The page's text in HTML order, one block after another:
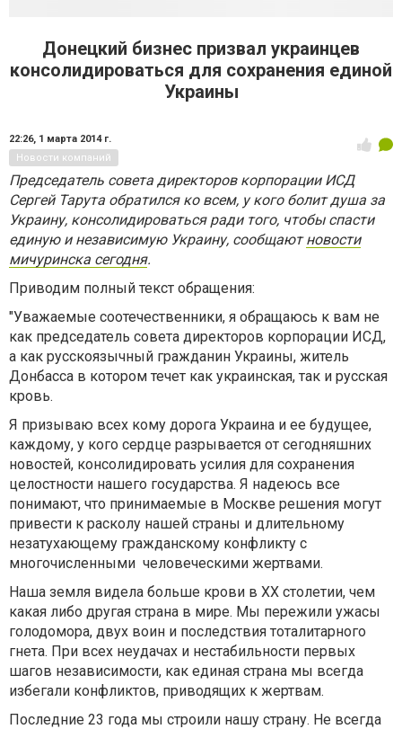
Донецкий бизнес призвал украинцев
консолидироваться для сохранения единой
Украины
22:26, 1 марта 2014 г.
Новости компаний
Председатель совета директоров корпорации ИСД
Сергей Тарута обратился ко всем, у кого болит душа за
Украину, консолидироваться ради того, чтобы спасти
единую и независимую Украину, сообщаютновости
мичуринска сегодня.
Приводим полный текст обращения:
"Уважаемые соотечественники, я обращаюсь к вам не
как председатель совета директоров корпорации ИСД,
а как русскоязычный гражданин Украины, житель
Донбасса в котором течет как украинская, так и русская
кровь.
Я призываю всех кому дорога Украина и ее будущее,
каждому, у кого сердце разрывается от сегодняшних
новостей, консолидировать усилия для сохранения
целостности нашего государства. Я надеюсь все
понимают, что принимаемые в Москве решения могут
привести к расколу нашей страны и длительному
незатухающему гражданскому конфликту с
многочисленными человеческими жертвами.
Наша земля видела больше крови в ХХ столетии, чем
какая либо другая страна в мире. Мы пережили ужасы
голодомора, двух воин и последствия тоталитарного
гнета. При всех неудачах и нестабильности первых
шагов независимости, как единая страна мы всегда
избегали конфликтов, приводящих к жертвам.
Последние 23 года мы строили нашу страну. Не всегда